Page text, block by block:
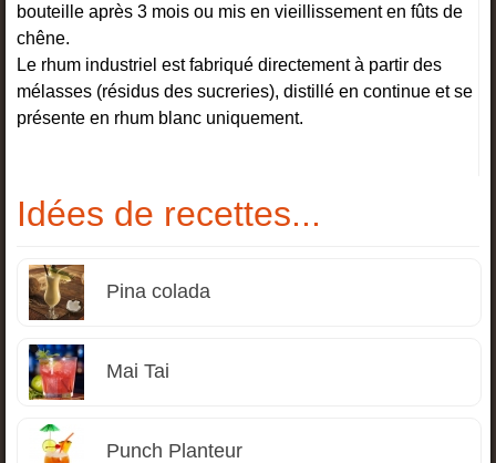
bouteille après 3 mois ou mis en vieillissement en fûts de
chêne.
Le rhum industriel est fabriqué directement à partir des
mélasses (résidus des sucreries), distillé en continue et se
présente en rhum blanc uniquement.
Idées de recettes...
Pina colada
Mai Tai
Punch Planteur